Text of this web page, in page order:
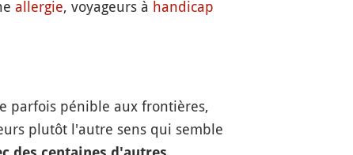
allergie, voyageurs à handicap
parfois pénible aux frontières,
plutôt l'autre sens qui semble